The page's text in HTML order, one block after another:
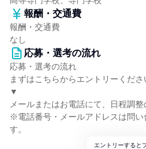
報酬・交通費
報酬・交通費
なし
応募・選考の流れ
応募・選考の流れ
まずはこちらからエントリーくださ
▼
メールまたはお電話にて、日程調整
※電話番号・メールアドレスは問い
す。
エントリーすると